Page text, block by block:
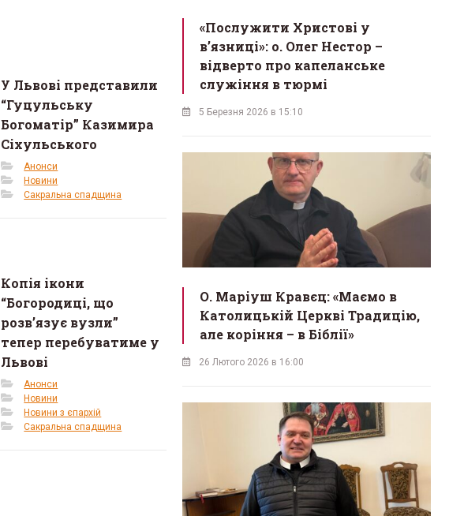
У Львові представили
“Гуцульську
Богоматір” Казимира
Сіхульського
Анонси
Новини
Сакральна спадщина
Копія ікони
“Богородиці, що
розв’язує вузли”
тепер перебуватиме у
Львові
Анонси
Новини
Новини з єпархій
Сакральна спадщина
«Послужити Христові у
вʼязниці»: о. Олег Нестор –
відверто про капеланське
служіння в тюрмі
5 Березня 2026 в 15:10
О. Маріуш Кравєц: «Маємо в
Католицькій Церкві Традицію,
але коріння – в Біблії»
26 Лютого 2026 в 16:00